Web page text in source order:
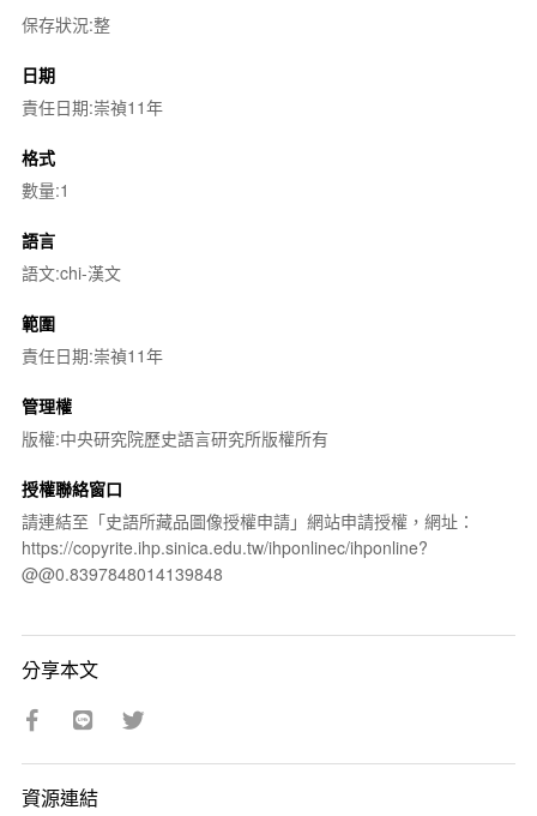
保存狀況:整
日期
責任日期:崇禎11年
格式
數量:1
語言
語文:chi-漢文
範圍
責任日期:崇禎11年
管理權
版權:中央研究院歷史語言研究所版權所有
授權聯絡窗口
請連結至「史語所藏品圖像授權申請」網站申請授權，網址：
https://copyrite.ihp.sinica.edu.tw/ihponlinec/ihponline?
@@0.8397848014139848
分享本文
資源連結